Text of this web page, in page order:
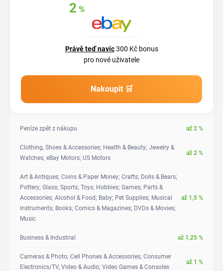
2 %
Právě teď navíc300 Kč bonus
pro nové uživatele
Nakoupit 🛒
Peníze zpět z nákupu až 2 %
Clothing, Shoes & Accessories; Health & Beauty; Jewelry &
Watches; eBay Motors; US Motors
až 2 %
Art & Antiques; Coins & Paper Money; Crafts; Dolls & Bears;
Pottery; Glass; Sports; Toys; Hobbies; Games; Parts &
Accessories; Alcohol & Food; Baby; Pet Supplies; Musical
Instruments; Books; Comics & Magazines; DVDs & Movies;
Music
až 1,5 %
Business & Industrial až 1,25 %
Cameras & Photo; Cell Phones & Accessories; Consumer
Electronics/TV, Video & Audio; Video Games & Consoles
až 1 %